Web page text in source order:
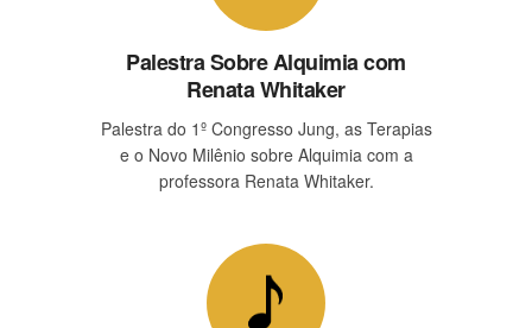
Palestra Sobre Alquimia com
Renata Whitaker
Palestra do 1º Congresso Jung, as Terapias
e o Novo Milênio sobre Alquimia com a
professora Renata Whitaker.